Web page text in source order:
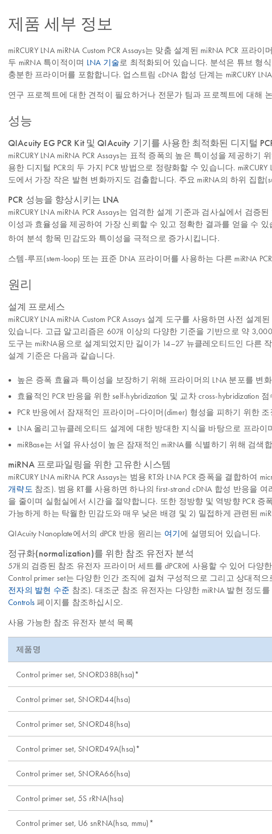
제품 세부 정보
miRCURY LNA miRNA Custom PCR Assays는 맞춤 설계된 miRNA PCR
두 miRNA 특이적이며 LNA 기술 로 최적화되어 있습니다. 분석은 튜브 형
충분한 프라이머를 포함합니다. 업스트림 cDNA 합성 단계는 miRCURY
연구 프로젝트에 대한 견적이 필요하거나 전문가 팀과 프로젝트에 대해
성능
QIAcuity EG PCR Kit 및 QIAcuity 기기를 사용한 최적화된 디지털
miRCURY LNA miRNA PCR Assays는 표적 증폭의 높은 특이성을 제공하
용한 디지털 PCR의 두 가지 PCR 방법으로 정량화할 수 있습니다.
도에서 가장 작은 발현 변화까지도 검출합니다. 주요 miRNA의 하위 집합
PCR 성능을 향상시키는 LNA
miRCURY LNA miRNA PCR Assays는 엄격한 설계 기준과 검사실에서
이성과 효율성을 제공하여 가장 신뢰할 수 있고 정확한 결과를 얻을 수 있
하여 분석 항목 민감도와 특이성을 극적으로 증가시킵니다.
스템-루프(stem-loop) 또는 표준 DNA 프라이머를 사용하는 다른 miRNA
원리
설계 프로세스
miRCURY LNA miRNA Custom PCR Assays 설계 도구를 사용하면 사전
있습니다. 고급 알고리즘은 60개 이상의 다양한 기준을 기반으로 약
도구는 miRNA용으로 설계되었지만 길이가 14–27 뉴클레오티드인 다른
설계 기준은 다음과 같습니다.
높은 증폭 효율과 특이성을 보장하기 위해 프라이머의 LNA 분포를 변
효율적인 PCR 반응을 위한 self-hybridization 및 교차 cross-hybridization
PCR 반응에서 잠재적인 프라이머–다이머(dimer) 형성을 피하기 위한 조
LNA 올리고뉴클레오티드 설계에 대한 방대한 지식을 바탕으로 프라이
miRBase는 서열 유사성이 높은 잠재적인 miRNA를 식별하기 위해 검
miRNA 프로파일링을 위한 고유한 시스템
miRCURY LNA miRNA PCR Assays는 범용 RT와 LNA PCR 증폭을 결합하
개략도 참조). 범용 RT를 사용하면 하나의 first-strand cDNA 합성 반응을
을 줄이며 실험실에서 시간을 절약합니다. 또한 정방향 및 역방향 PCR
가능하게 하는 탁월한 민감도와 매우 낮은 배경 및 2) 밀접하게 관련된
QIAcuity Nanoplate에서의 dPCR 반응 원리는 여기에 설명되어 있습니다.
정규화(normalization)를 위한 참조 유전자 분석
5개의 검증된 참조 유전자 프라이머 세트를 dPCR에 사용할 수 있어 다
Control primer set는 다양한 인간 조직에 걸쳐 구성적으로 그리고 상대적
전자의 발현 수준 참조). 대조군 참조 유전자는 다양한 miRNA 발현 정도
Controls 페이지를 참조하십시오.
사용 가능한 참조 유전자 분석 목록
제품명
Control primer set, SNORD38B(hsa)*
Control primer set, SNORD44(hsa)
Control primer set, SNORD48(hsa)
Control primer set, SNORD49A(hsa)*
Control primer set, SNORA66(hsa)
Control primer set, 5S rRNA(hsa)
Control primer set, U6 snRNA(hsa, mmu)*